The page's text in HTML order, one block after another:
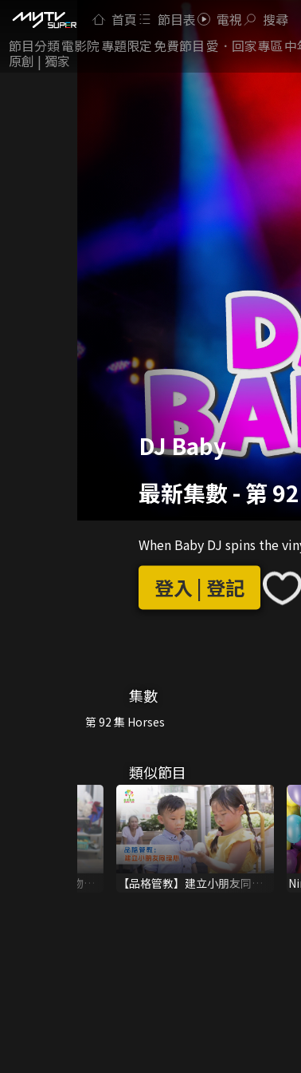
首頁 節目表 電視 搜尋
節目分類電影院專題限定 免費節目 愛．回家專區中
原創 | 獨家
DJ Baby
最新集數-第
When Baby DJ spins the
登入 | 登記
集數
第 92 集 Horses
類似節目
紙企鵝 兼學物理
【品格管教】建立小朋友同理